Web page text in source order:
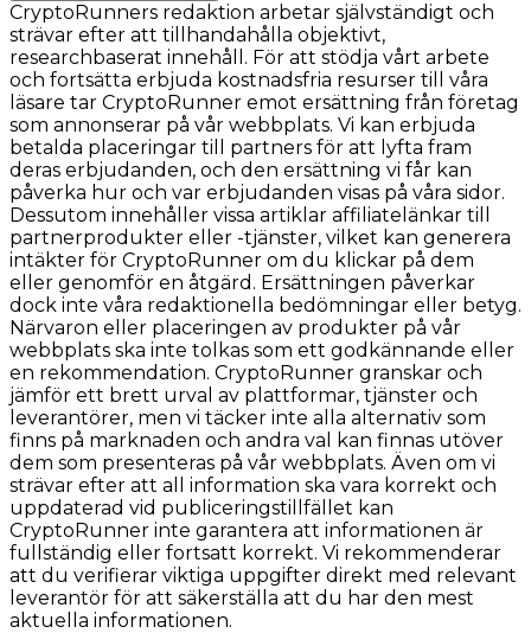
CryptoRunners redaktion arbetar självständigt och
strävar efter att tillhandahålla objektivt,
researchbaserat innehåll. För att stödja vårt arbete
och fortsätta erbjuda kostnadsfria resurser till våra
läsare tar CryptoRunner emot ersättning från företag
som annonserar på vår webbplats. Vi kan erbjuda
betalda placeringar till partners för att lyfta fram
deras erbjudanden, och den ersättning vi får kan
påverka hur och var erbjudanden visas på våra sidor.
Dessutom innehåller vissa artiklar affiliatelänkar till
partnerprodukter eller -tjänster, vilket kan generera
intäkter för CryptoRunner om du klickar på dem
eller genomför en åtgärd. Ersättningen påverkar
dock inte våra redaktionella bedömningar eller betyg.
Närvaron eller placeringen av produkter på vår
webbplats ska inte tolkas som ett godkännande eller
en rekommendation. CryptoRunner granskar och
jämför ett brett urval av plattformar, tjänster och
leverantörer, men vi täcker inte alla alternativ som
finns på marknaden och andra val kan finnas utöver
dem som presenteras på vår webbplats. Även om vi
strävar efter att all information ska vara korrekt och
uppdaterad vid publiceringstillfället kan
CryptoRunner inte garantera att informationen är
fullständig eller fortsatt korrekt. Vi rekommenderar
att du verifierar viktiga uppgifter direkt med relevant
leverantör för att säkerställa att du har den mest
aktuella informationen.